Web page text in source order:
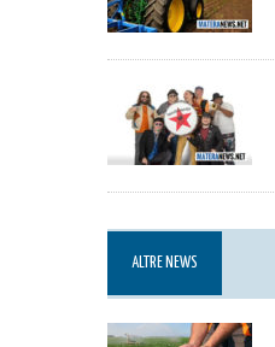
ALTRE NEWS